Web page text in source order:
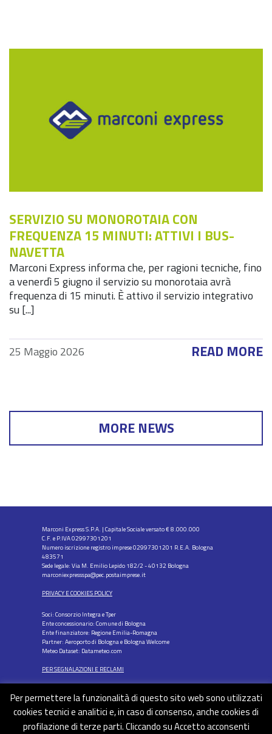
SERVIZIO SU MONOROTAIA CON
FREQUENZA 15 MINUTI: ATTIVI I BUS-
NAVETTA
Marconi Express informa che, per ragioni tecniche, fino
a venerdì 5 giugno il servizio su monorotaia avrà
frequenza di 15 minuti. È attivo il servizio integrativo
su [...]
25 Maggio 2026 READ MORE
MORE NEWS
Marconi Express S.P.A. | Capitale Sociale versato € 8.000.000
C.F. e P.IVA 02997301201
Numero iscrizione registro imprese 02997301201 R.E.A. Bologna
483571
Sede legale: Via M. Emilio Lepido 182/2 - 40132 Bologna
marconiexpressspa@pec.postaimprese.it
PRIVACY E COOKIES POLICY
FOLLOW US
Soci: Consorzio Integra e Tper
Ente concessionario: Comune di Bologna
Ente finanziatore: Regione Emilia-Romagna
Partner: Aeroporto di Bologna e Bologna Welcome
Meteo Dataset: Datameteo.com
PER SEGNALAZIONI E RECLAMI
Per permettere la funzionalità di questo sito web sono utilizzati
cookies tecnici e analitici e, in caso di consenso, anche cookies di
profilazione di terze parti. Cliccando su Accetto acconsenti